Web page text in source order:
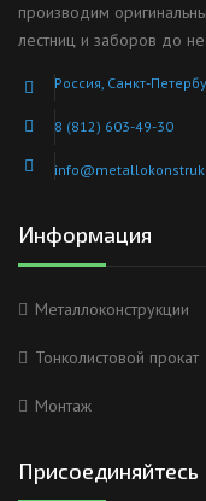
производим
лестниц и заборов до
Россия, Санкт-
8 (812) 603-49-30
Информация
Металлоконструкции
Тонколистовой прокат
Монтаж
Присоединяйтесь